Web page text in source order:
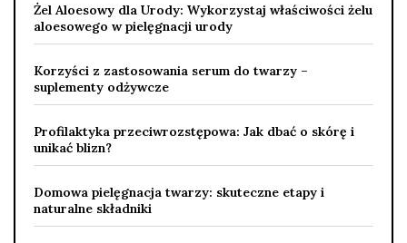
Żel Aloesowy dla Urody: Wykorzystaj właściwości żelu
aloesowego w pielęgnacji urody
Korzyści z zastosowania serum do twarzy –
suplementy odżywcze
Profilaktyka przeciwrozstępowa: Jak dbać o skórę i
unikać blizn?
Domowa pielęgnacja twarzy: skuteczne etapy i
naturalne składniki